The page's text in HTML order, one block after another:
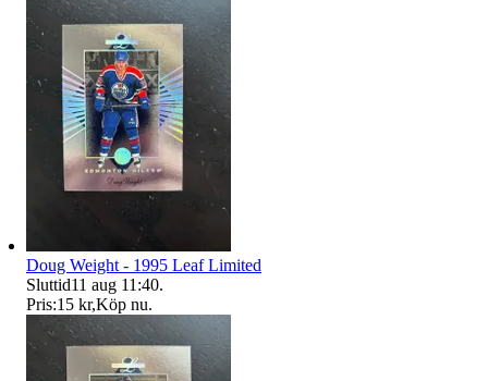
Doug Weight - 1995 Leaf Limited
Sluttid11 aug 11:40.
Pris:15 kr,Köp nu.